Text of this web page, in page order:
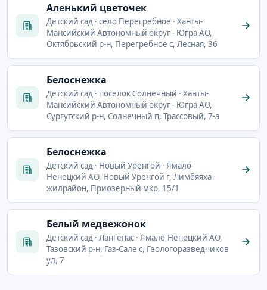
Аленький цветочек
Детский сад · село Перегребное · Ханты-
Мансийский Автономный округ - Югра АО,
Октябрьский р-н, Перегребное с, Лесная, 36
Белоснежка
Детский сад · поселок Солнечный · Ханты-
Мансийский Автономный округ - Югра АО,
Сургутский р-н, Солнечный п, Трассовый, 7-а
Белоснежка
Детский сад · Новый Уренгой · Ямало-
Ненецкий АО, Новый Уренгой г, Лимбяяха
жилрайон, Приозерный мкр, 15/1
Белый медвежонок
Детский сад · Лангепас · Ямало-Ненецкий АО,
Тазовский р-н, Газ-Сале с, Геологоразведчиков
ул, 7